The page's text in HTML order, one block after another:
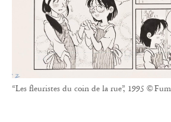
“Les fleuristes du coin de la rue”, 1995 ©